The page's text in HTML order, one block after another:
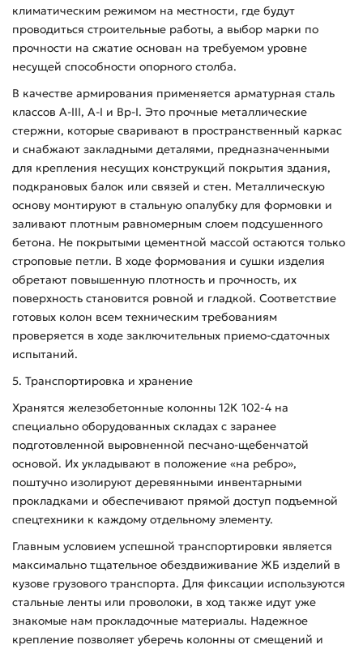
климатическим режимом на местности, где будут
проводиться строительные работы, а выбор марки по
прочности на сжатие основан на требуемом уровне
несущей способности опорного столба.
В качестве армирования применяется арматурная сталь
классов А-ІІІ, А-І и Вр-І. Это прочные металлические
стержни, которые сваривают в пространственный каркас
и снабжают закладными деталями, предназначенными
для крепления несущих конструкций покрытия здания,
подкрановых балок или связей и стен. Металлическую
основу монтируют в стальную опалубку для формовки и
заливают плотным равномерным слоем подсушенного
бетона. Не покрытыми цементной массой остаются только
строповые петли. В ходе формования и сушки изделия
обретают повышенную плотность и прочность, их
поверхность становится ровной и гладкой. Соответствие
готовых колон всем техническим требованиям
проверяется в ходе заключительных приемо-сдаточных
испытаний.
5. Транспортировка и хранение
Хранятся железобетонные колонны 12К 102-4 на
специально оборудованных складах с заранее
подготовленной выровненной песчано-щебенчатой
основой. Их укладывают в положение «на ребро»,
поштучно изолируют деревянными инвентарными
прокладками и обеспечивают прямой доступ подъемной
спецтехники к каждому отдельному элементу.
Главным условием успешной транспортировки является
максимально тщательное обездвиживание ЖБ изделий в
кузове грузового транспорта. Для фиксации используются
стальные ленты или проволоки, в ход также идут уже
знакомые нам прокладочные материалы. Надежное
крепление позволяет уберечь колонны от смещений и